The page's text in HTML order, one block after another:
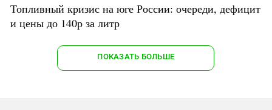
Топливный кризис на юге России: очереди, дефицит
и цены до 140р за литр
ПОКАЗАТЬ БОЛЬШЕ